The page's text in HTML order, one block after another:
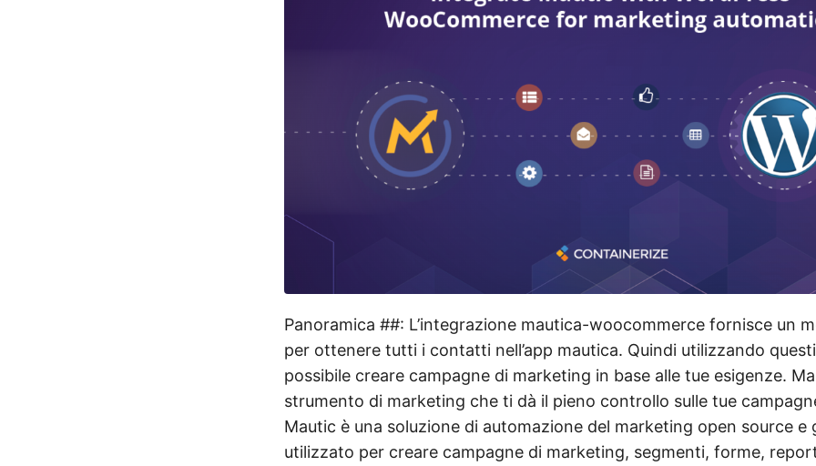
Panoramica ##: L’integrazione mautica-woocommerce fornisce un
per ottenere tutti i contatti nell’app mautica. Quindi utilizzando
possibile creare campagne di marketing in base alle tue esigenze.
strumento di marketing che ti dà il pieno controllo sulle tue
Mautic è una soluzione di automazione del marketing open source e
utilizzato per creare campagne di marketing, segmenti, forme,